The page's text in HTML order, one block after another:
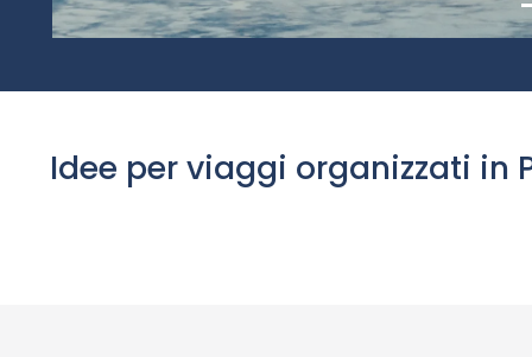
Idee per viaggi organizzati in